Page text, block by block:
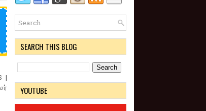
|
SEARCH THIS BLOG
YOUTUBE